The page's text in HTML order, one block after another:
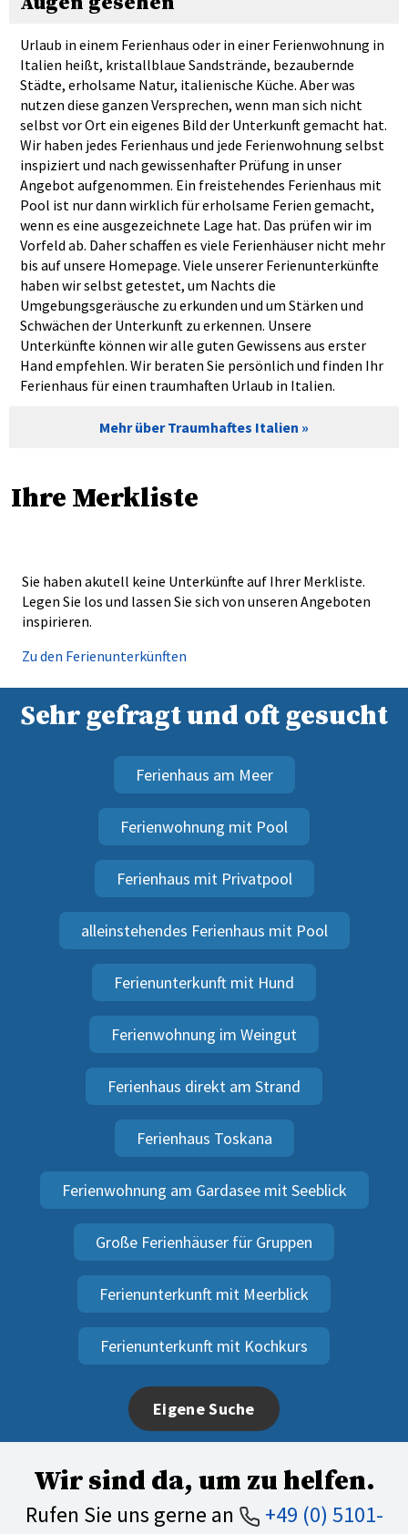
Urlaub in einem Ferienhaus oder in einer Ferienwohnung in
Italien heißt, kristallblaue Sandstrände, bezaubernde
Städte, erholsame Natur, italienische Küche. Aber was
nutzen diese ganzen Versprechen, wenn man sich nicht
selbst vor Ort ein eigenes Bild der Unterkunft gemacht hat.
Wir haben jedes Ferienhaus und jede Ferienwohnung selbst
inspiziert und nach gewissenhafter Prüfung in unser
Angebot aufgenommen. Ein freistehendes Ferienhaus mit
Pool ist nur dann wirklich für erholsame Ferien gemacht,
wenn es eine ausgezeichnete Lage hat. Das prüfen wir im
Vorfeld ab. Daher schaffen es viele Ferienhäuser nicht mehr
bis auf unsere Homepage. Viele unserer Ferienunterkünfte
haben wir selbst getestet, um Nachts die
Umgebungsgeräusche zu erkunden und um Stärken und
Schwächen der Unterkunft zu erkennen. Unsere
Unterkünfte können wir alle guten Gewissens aus erster
Hand empfehlen. Wir beraten Sie persönlich und finden Ihr
Ferienhaus für einen traumhaften Urlaub in Italien.
Mehr über Traumhaftes Italien
Ihre Merkliste
Sie haben akutell keine Unterkünfte auf Ihrer Merkliste.
Legen Sie los und lassen Sie sich von unseren Angeboten
inspirieren.
Zu den Ferienunterkünften
Sehr gefragt und oft gesucht
Ferienhaus am Meer
Ferienwohnung mit Pool
Ferienhaus mit Privatpool
alleinstehendes Ferienhaus mit Pool
Ferienunterkunft mit Hund
Ferienwohnung im Weingut
Ferienhaus direkt am Strand
Ferienhaus Toskana
Ferienwohnung am Gardasee mit Seeblick
Große Ferienhäuser für Gruppen
Ferienunterkunft mit Meerblick
Ferienunterkunft mit Kochkurs
Eigene Suche
Wir sind da, um zu helfen.
Rufen Sie uns gerne an
+49 (0) 5101-